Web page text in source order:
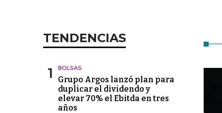
TENDENCIAS
1 BOLSAS
Grupo Argos lanzó plan para
duplicar el dividendo y
elevar 70% el Ebitda en tres
años